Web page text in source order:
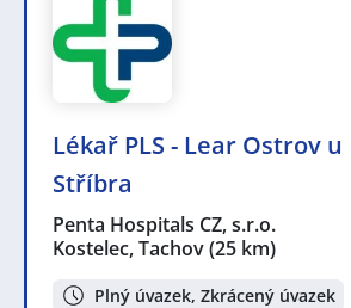
Lékař PLS - Lear Ostrov u
Stříbra
Penta Hospitals CZ, s.r.o.
Kostelec, Tachov(25 km)
Plný úvazek, Zkrácený úvazek